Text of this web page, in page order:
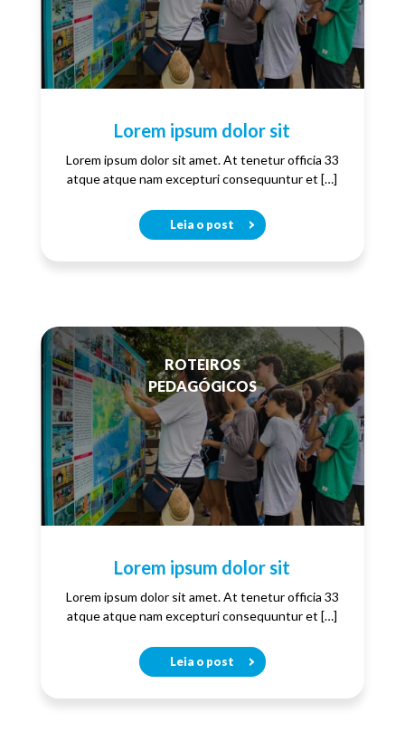
Lorem ipsum dolor sit
Lorem ipsum dolor sit amet. At tenetur officia 33
atque atque nam excepturi consequuntur et […]
Leia o post
ROTEIROS
PEDAGÓGICOS
Lorem ipsum dolor sit
Lorem ipsum dolor sit amet. At tenetur officia 33
atque atque nam excepturi consequuntur et […]
Leia o post